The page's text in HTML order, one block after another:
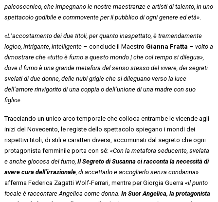
palcoscenico, che impegnano le nostre maestranze e artisti di talento, in uno
spettacolo godibile e commovente per il pubblico di ogni genere ed età».
«L’accostamento dei due titoli, per quanto inaspettato, è tremendamente
logico, intrigante, intelligente – conclude il Maestro Gianna Fratta – volto a
dimostrare che «tutto è fumo a questo mondo | che col tempo si dilegua»,
dove il fumo è una grande metafora del senso stesso del vivere, dei segreti
svelati di due donne, delle nubi grigie che si dileguano verso la luce
dell’amore rinvigorito di una coppia o dell’unione di una madre con suo
figlio».
Tracciando un unico arco temporale che colloca entrambe le vicende agli
inizi del Novecento, le registe dello spettacolo spiegano i mondi dei
rispettivi titoli, di stili e caratteri diversi, accomunati dal segreto che ogni
protagonista femminile porta con sé: «Con la metafora seducente, svelata
e anche giocosa del fumo,Il Segreto di Susanna ci racconta la necessità di
avere cura dell’irrazionale , di accettarlo e accoglierlo senza condanna»
afferma Federica Zagatti Wolf-Ferrari, mentre per Giorgia Guerra «il punto
focale è raccontare Angelica come donna.In Suor Angelica, la protagonista